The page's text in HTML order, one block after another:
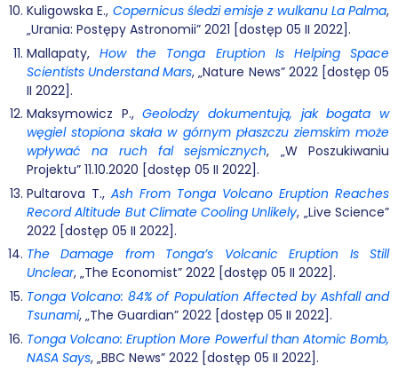
Kuligowska E., Copernicus śledzi emisje z wulkanu La Palma,
„Urania: Postępy Astronomii” 2021 [dostęp 05 II 2022].
Mallapaty,How the Tonga Eruption Is Helping Space
Scientists Understand Mars, „Nature News” 2022 [dostęp 05
II 2022].
Maksymowicz P.,Geolodzy dokumentują, jak bogata w
węgiel stopiona skała w górnym płaszczu ziemskim może
wpływać na ruch fal sejsmicznych, „W Poszukiwaniu
Projektu” 11.10.2020 [dostęp 05 II 2022].
Pultarova T., Ash From Tonga Volcano Eruption Reaches
Record Altitude But Climate Cooling Unlikely, „Live Science”
2022 [dostęp 05 II 2022].
The Damage from Tonga’s Volcanic Eruption Is Still
Unclear, „The Economist” 2022 [dostęp 05 II 2022].
Tonga Volcano: 84% of Population Affected by Ashfall and
Tsunami, „The Guardian” 2022 [dostęp 05 II 2022].
Tonga Volcano: Eruption More Powerful than Atomic Bomb,
NASA Says, „BBC News” 2022 [dostęp 05 II 2022].